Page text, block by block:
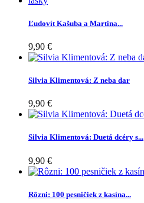
Ľudovít Kašuba a Martina...
9,90 €
Silvia Klimentová: Z neba dar
9,90 €
Silvia Klimentová: Duetá dcéry s...
9,90 €
Rôzni: 100 pesničiek z kasína...